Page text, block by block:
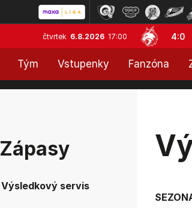
čtvrtek 6.8.2026 17:00 4:0
Tým Vstupenky Fanzóna
Zápasy
Výsledkový servis